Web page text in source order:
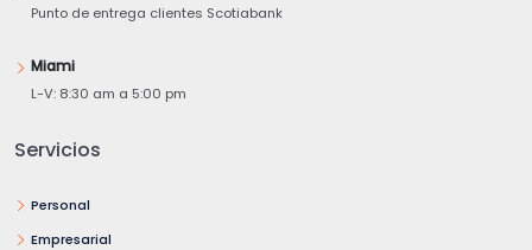
Punto de entrega clientes Scotiabank
Miami
L-V: 8:30 am a 5:00 pm
Servicios
Personal
Empresarial